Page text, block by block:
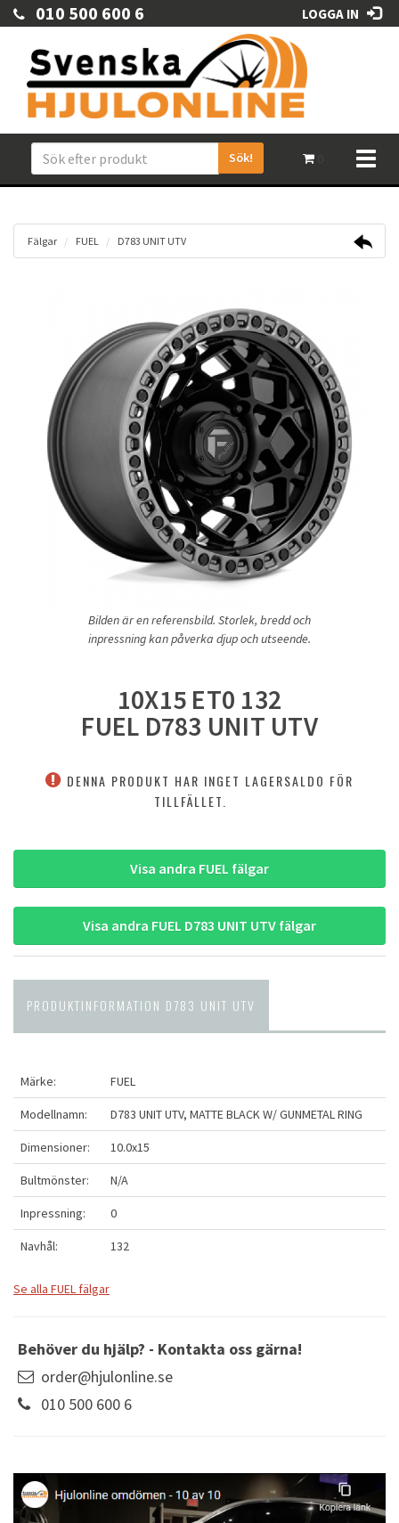
010 500 600 6 LOGGA IN
Sök!
Fälgar FUEL D783 UNIT UTV
Bilden är en referensbild. Storlek, bredd och
inpressning kan påverka djup och utseende.
10X15 ET0 132
FUEL D783 UNIT UTV
DENNA PRODUKT HAR INGET LAGERSALDO FÖR
TILLFÄLLET.
Visa andra FUEL fälgar
Visa andra FUEL D783 UNIT UTV fälgar
PRODUKTINFORMATION D783 UNIT UTV
Märke: FUEL
Modellnamn: D783 UNIT UTV, MATTE BLACK W/ GUNMETAL RING
Dimensioner: 10.0x15
Bultmönster: N/A
Inpressning: 0
Navhål: 132
Se alla FUEL fälgar
Behöver du hjälp? - Kontakta oss gärna!
order@hjulonline.se
010 500 600 6